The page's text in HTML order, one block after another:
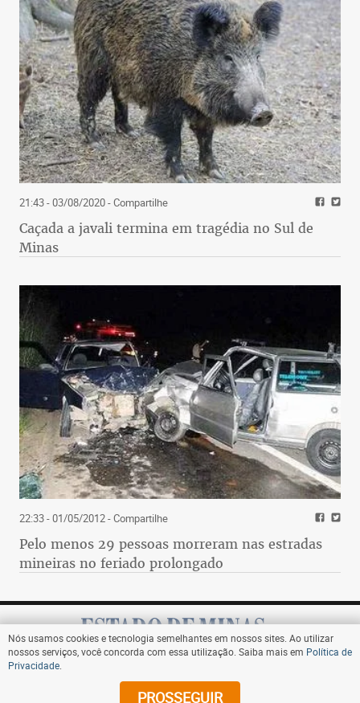
21:43 - 03/08/2020- Compartilhe
Caçada a javali termina em tragédia no Sul de
Minas
22:33 - 01/05/2012- Compartilhe
Pelo menos 29 pessoas morreram nas estradas
mineiras no feriado prolongado
Assine
Nós usamos cookies e tecnologia semelhantes em nossos sites. Ao utilizar
nossos serviços, você concorda com essa utilização. Saiba mais em Política de
Privacidade
PROSSEGUIR